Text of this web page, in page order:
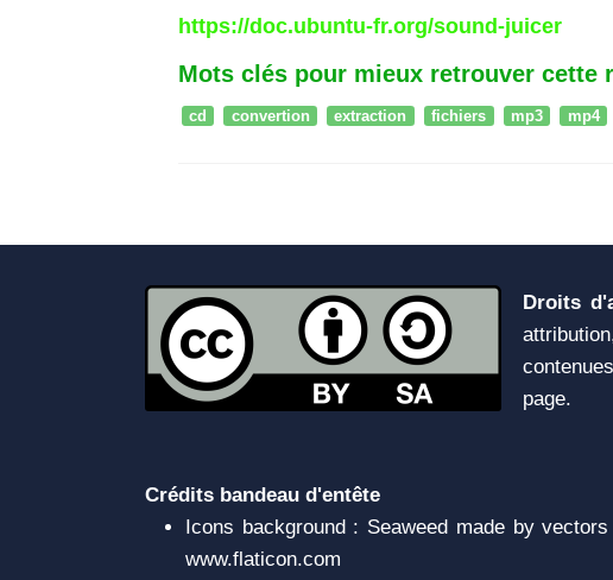
https://doc.ubuntu-fr.org/sound-juicer
Mots clés pour mieux retrouver cette
cd convertion extraction fichiers mp3 mp4
Droits
page.
Crédits bandeau d'entête
Icons background : Seaweed made by
www.flaticon.com